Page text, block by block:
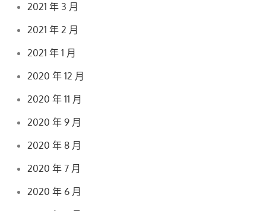
2021 年 3 月
2021 年 2 月
2021 年 1 月
2020 年 12 月
2020 年 11 月
2020 年 9 月
2020 年 8 月
2020 年 7 月
2020 年 6 月